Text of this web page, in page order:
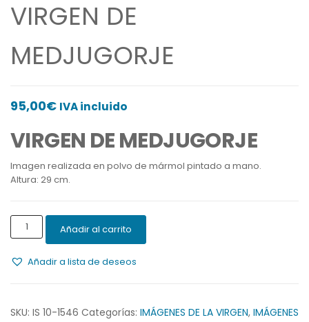
VIRGEN DE
MEDJUGORJE
95,00€ IVA incluido
VIRGEN DE MEDJUGORJE
Imagen realizada en polvo de mármol pintado a mano.
Altura: 29 cm.
VIRGEN
DE
cantidad
Añadir al carrito
Añadir a lista de deseos
SKU: IS 10-1546 Categorías: IMÁGENES DE LA VIRGEN, IMÁGENES